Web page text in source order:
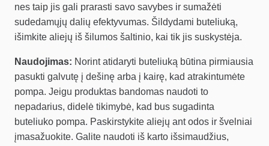
nes taip jis gali prarasti savo savybes ir sumažėti
sudedamųjų dalių efektyvumas. Šildydami buteliuką,
išimkite aliejų iš šilumos šaltinio, kai tik jis suskystėja.
Naudojimas: Norint atidaryti buteliuką būtina pirmiausia
pasukti galvutę į dešinę arba į kairę, kad atrakintumėte
pompa. Jeigu produktas bandomas naudoti to
nepadarius, didelė tikimybė, kad bus sugadinta
buteliuko pompa. Paskirstykite aliejų ant odos ir švelniai
įmasažuokite. Galite naudoti iš karto išsimaudžius,